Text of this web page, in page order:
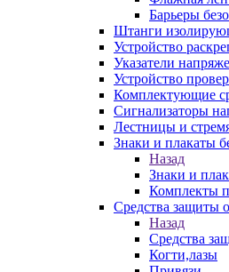
Барьеры
Штанги
Устройство
Указатели
Устройство
Комплектующие
Сигнализаторы
Лестницы и
Знаки и плакаты
Назад
Знаки и
Комплекты
Средства защиты
Назад
Средства
Когти,лазы